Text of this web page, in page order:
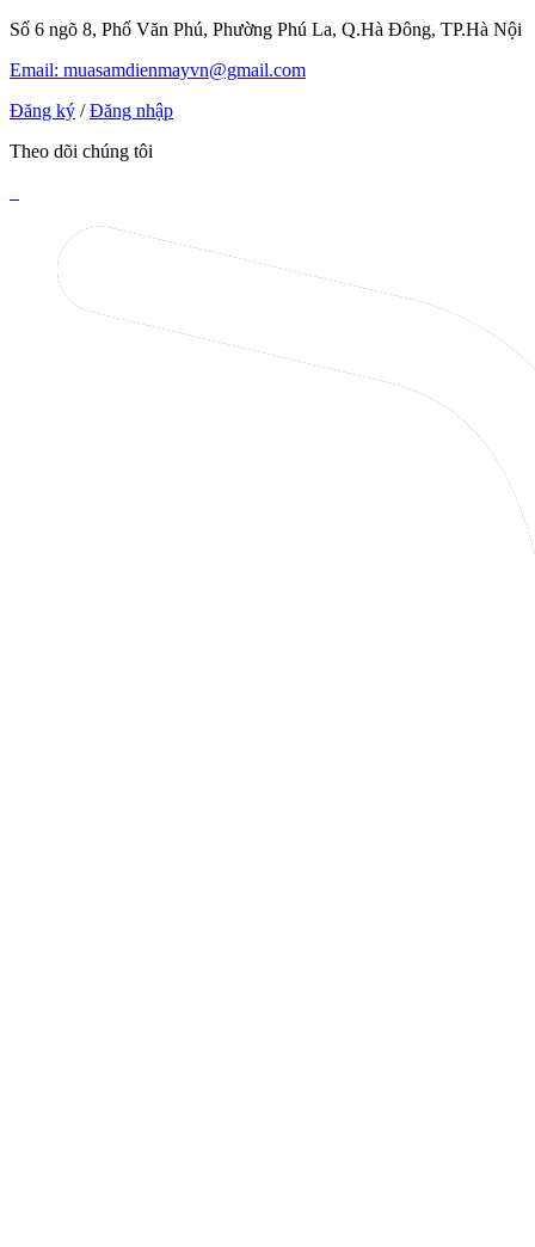
Số 6 ngõ 8, Phố Văn Phú, Phường Phú La, Q.Hà Đông, TP.Hà Nội
Email: muasamdienmayvn@gmail.com
Đăng ký / Đăng nhập
Theo dõi chúng tôi